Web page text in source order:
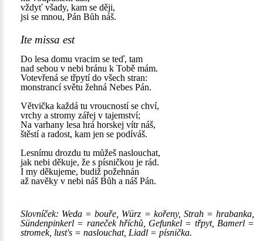
vždyť všady, kam se ději,
jsi se mnou, Pán Bůh náš.
Ite missa est
Do lesa domu vracim se teď, tam
nad sebou v nebi bránu k Tobě mám.
Votevřená se třpytí do všech stran:
monstrancí světu žehná Nebes Pán.
Větvička každá tu vroucností se chví,
vrchy a stromy zářej v tajemství;
Na varhany lesa hrá horskej vítr náš,
štěstí a radost, kam jen se podíváš.
Lesnímu drozdu tu můžeš naslouchat,
jak nebi děkuje, že s písničkou je rád.
I my děkujeme, budiž požehnán
až navěky v nebi náš Bůh a náš Pán.
Slovníček: Weda = bouře, Würz = kořeny, Strah = hrabanka,
Sündenpinkerl = raneček hříchů, Gefunkel = třpyt, Bamerl =
stromek, lust's = naslouchat, Liadl = písnička.